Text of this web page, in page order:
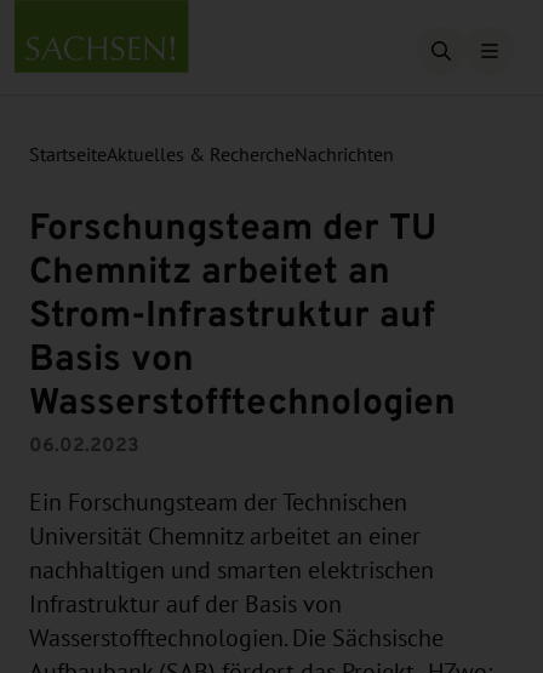
Suche
StartseiteAktuelles & RechercheNachrichten
Forschungsteam der TU
Chemnitz arbeitet an
Strom-Infrastruktur auf
Basis von
Wasserstofftechnologien
06.02.2023
Ein Forschungsteam der Technischen
Universität Chemnitz arbeitet an einer
nachhaltigen und smarten elektrischen
Infrastruktur auf der Basis von
Wasserstofftechnologien. Die Sächsische